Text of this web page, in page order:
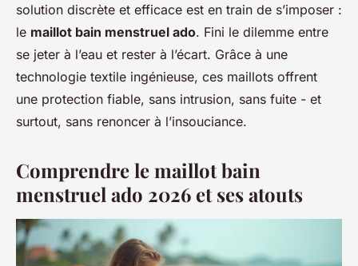
solution discrète et efficace est en train de s’imposer :
le maillot bain menstruel ado. Fini le dilemme entre
se jeter à l’eau et rester à l’écart. Grâce à une
technologie textile ingénieuse, ces maillots offrent
une protection fiable, sans intrusion, sans fuite - et
surtout, sans renoncer à l’insouciance.
Comprendre le maillot bain
menstruel ado 2026 et ses atouts